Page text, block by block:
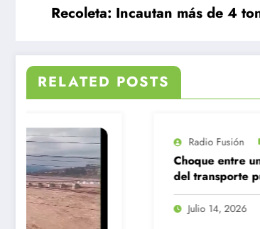
Recoleta: Incautan más de 4
RELATED POSTS
Radio Fusión
Choque entre un bus
del transporte público
y una camioneta en
Santiago Centro
Julio 14, 2026